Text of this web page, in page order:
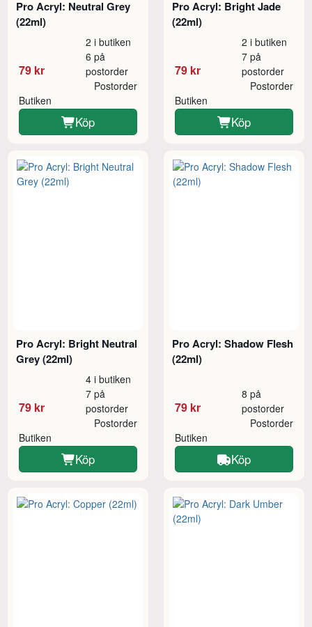
Pro Acryl: Neutral Grey
(22ml)
79 kr
2 i butiken
6 på
postorder
Butiken
Postorder
Köp
Pro Acryl: Bright Jade
(22ml)
79 kr
2 i butiken
7 på
postorder
Butiken
Postorder
Köp
Pro Acryl: Bright Neutral
Grey (22ml)
79 kr
4 i butiken
7 på
postorder
Butiken
Postorder
Köp
Pro Acryl: Shadow Flesh
(22ml)
79 kr
8 på
postorder
Butiken
Postorder
Köp